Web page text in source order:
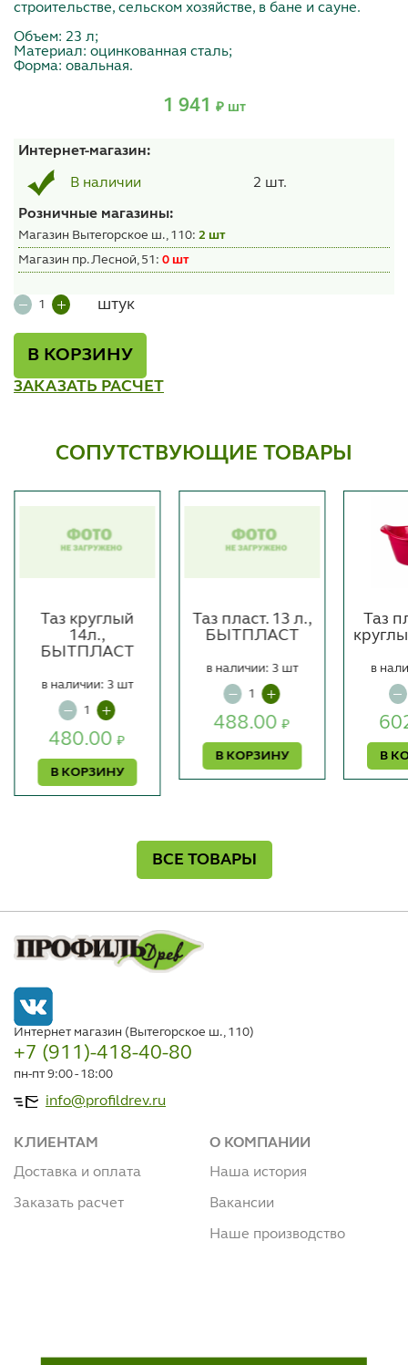
строительстве, сельском хозяйстве, в бане и сауне.
Объем: 23 л;
Материал: оцинкованная сталь;
Форма: овальная.
1 941 ₽ шт
Интернет-магазин:
В наличии 2 шт.
Розничные магазины:
Магазин Вытегорское ш., 110: 2 шт
Магазин пр. Лесной, 51: 0 шт
штук
В КОРЗИНУ
ЗАКАЗАТЬ РАСЧЕТ
СОПУТСТВУЮЩИЕ ТОВАРЫ
Таз круглый
14л.,
БЫТПЛАСТ
480.00₽
В КОРЗИНУ
в наличии: 3 шт
Таз пласт. 13 л.,
БЫТПЛАСТ
488.00₽
В КОРЗИНУ
в наличии: 3 шт
Таз
В
в
ВСЕ ТОВАРЫ
Интернет магазин (Вытегорское ш., 110)
+7 (911)-418-40-80
пн-пт 9:00 - 18:00
info@profildrev.ru
КЛИЕНТАМ
Доставка и оплата
Заказать расчет
О КОМПАНИИ
Наша история
Вакансии
Наше производство